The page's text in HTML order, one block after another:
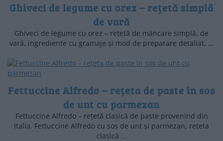
Ghiveci de legume cu orez – rețetă simplă
de vară
Ghiveci de legume cu orez – rețetă de mâncare simplă, de
vară, ingrediente cu gramaje și mod de preparare detaliat, …
Fettuccine Alfredo – rețeta de paste în sos
de unt cu parmezan
Fettuccine Alfredo – rețetă clasică de paste provenind din
Italia. Fettuccine Alfredo cu sos de unt și parmezan, rețeta
clasică …